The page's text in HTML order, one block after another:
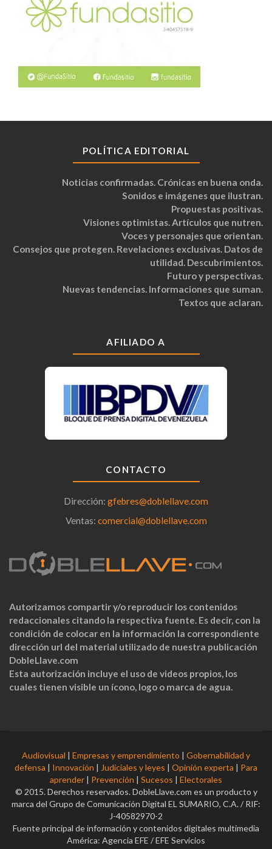
POLÍTICA EDITORIAL
Noticias confirmadas. Crónicas en buena onda.
Sonidos e imágenes que ilustran.
Propuestas positivas.
Visiones optimistas. Artículos que nutren.
Voces y personajes que orientan.
Consejos que protegen. Revelaciones exclusivas. Datos de
utilidad. Descubrimientos.
Futuro y perspectivas.
Nuevas tendencias. Informaciones que suman.
Textos que aclaran.
AFILIADO A
CONTACTO
Dirección: gfebres@doblellave.com
Ventas: comercial@doblellave.com
Autorizamos compartir y/o reproducir los contenidos
redaccionales citando la respectiva fuente. Es decir, con la
condición de colocar en la información la correspondiente
dirección url del material utilizado de nuestra publicación
DobleLlave.com
Esta autorización incluye el uso de videos propios, los
cuales tienen visible un ícono, logo o marca de agua.
Audiovisual | Empresas y emprendimiento | Gobernabilidad y
defensa | Innovación | Judiciales y leyes | Opinión experta | Para
aprender | Prevención | Sucesos | Electorales
© 2015. Derechos reservados. DobleLlave.com es un producto y
marca del Grupo de Comunicación Digital EL SUMARIO, C.A. / RIF:
J-40582970-2
Fuente principal de información y contenidos digitales multimedia
América: Agencia EFE / EFE Servicios